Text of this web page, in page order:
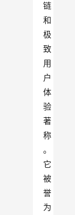
链
和
极
致
用
户
体
验
著
称
。
它
被
誉
为